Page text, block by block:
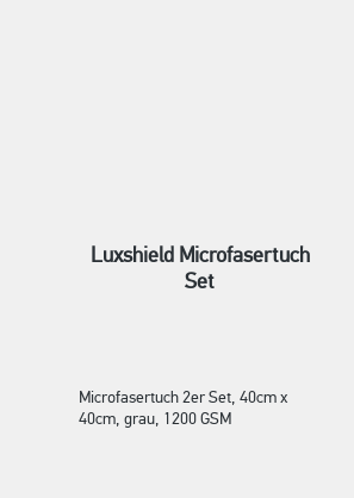
Luxshield Microfasertuch
Set
Microfasertuch 2er Set, 40cm x
40cm, grau, 1200 GSM